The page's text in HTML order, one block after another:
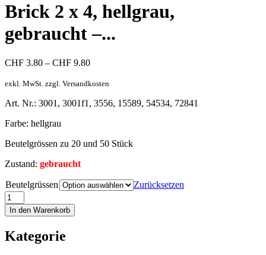
Brick 2 x 4, hellgrau,
gebraucht –...
CHF 3.80 – CHF 9.80Preisspanne:
bis
exkl. MwSt. zzgl. Versandkosten
Art. Nr.: 3001, 3001f1, 3556, 15589, 54534, 72841
Farbe: hellgrau
Beutelgrössen zu 20 und 50 Stück
Zustand: gebraucht
Beutelgrüssen Zurücksetzen
In den Warenkorb
Kategorie